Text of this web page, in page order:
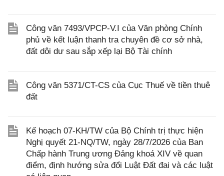
Công văn 7493/VPCP-V.I của Văn phòng Chính
phủ về kết luận thanh tra chuyên đề cơ sở nhà,
đất dôi dư sau sắp xếp lại Bộ Tài chính
Công văn 5371/CT-CS của Cục Thuế về tiền thuê
đất
Kế hoạch 07-KH/TW của Bộ Chính trị thực hiện
Nghị quyết 21-NQ/TW, ngày 28/7/2026 của Ban
Chấp hành Trung ương Đảng khoá XIV về quan
điểm, định hướng sửa đổi Luật Đất đai và các luật